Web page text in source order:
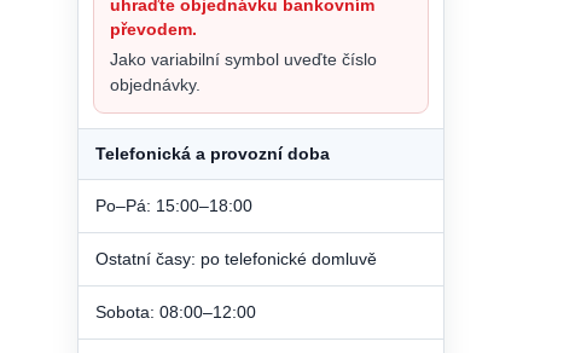
uhraďte objednávku bankovním
převodem.
Jako variabilní symbol uveďte číslo
objednávky.
Telefonická a provozní doba
Po–Pá: 15:00–18:00
Ostatní časy: po telefonické domluvě
Sobota: 08:00–12:00